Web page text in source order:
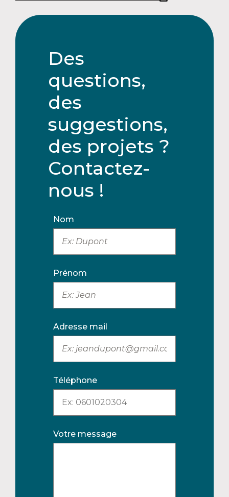
Des
questions,
des
suggestions,
des projets ?
Contactez-
nous !
Nom
Prénom
Adresse mail
Téléphone
Votre message